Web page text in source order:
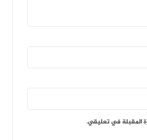
المقبلة في تعليقي.